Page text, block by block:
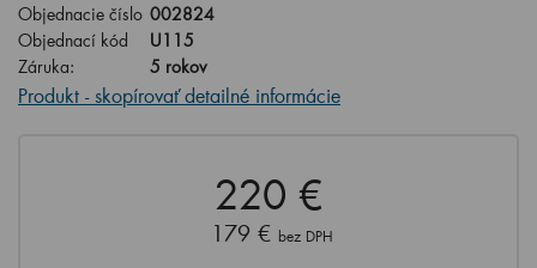
Objednacie číslo 002824
Objednací kód
U115
Záruka:
5 rokov
Produkt - skopírovať detailné informácie
220 €
179 € bez DPH